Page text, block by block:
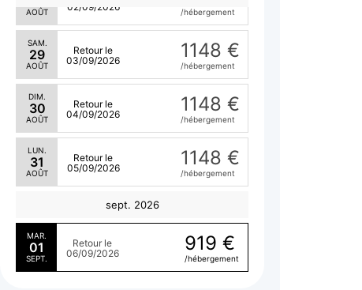
AOÛT /hébergement
02/09/2026
SAM.
29
AOÛT
1148 €
/hébergement
Retour le
03/09/2026
DIM.
30
AOÛT
1148 €
/hébergement
Retour le
04/09/2026
LUN.
31
AOÛT
1148 €
/hébergement
Retour le
05/09/2026
sept. 2026
MAR.
01
SEPT.
919 €
/hébergement
Retour le
06/09/2026